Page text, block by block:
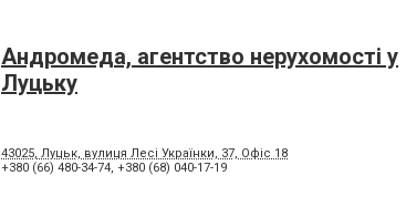
Андромеда, агентство нерухомості у
Луцьку
43025, Луцьк, вулиця Лесі Українки, 37, Офіс 18
+380 (66) 480-34-74, +380 (68) 040-17-19